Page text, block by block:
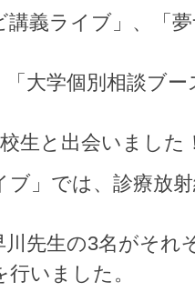
講義ライブ」、「
「大学個別相談ブ
生と出会いました
ブ」では、診療放
先生の3名がそれ
いました。